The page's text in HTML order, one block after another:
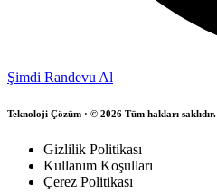
Şimdi Randevu Al
Teknoloji Çözüm · © 2026 Tüm hakları saklıdır.
Gizlilik Politikası
Kullanım Koşulları
Çerez Politikası